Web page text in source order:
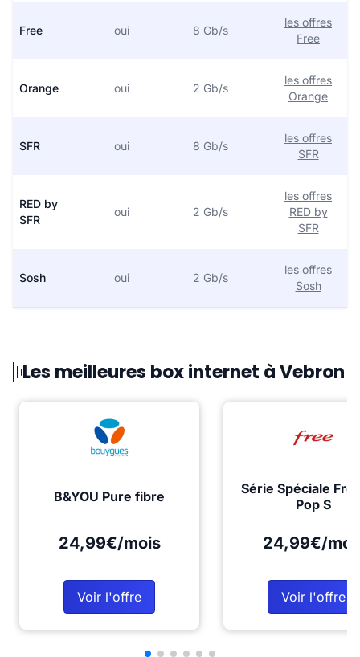
Free oui 8 Gb/s
les offres
Free
Orange oui 2 Gb/s
les offres
Orange
SFR oui 8 Gb/s
les offres
SFR
RED by
SFR
oui 2 Gb/s
les offres
RED by
SFR
Sosh oui 2 Gb/s
les offres
Sosh
Les meilleures box internet à Vebron
B&YOU Pure fibre
24,99€/mois
Voir l'offre
Série Spéciale
Pop S
24,99€/
Voir l'offre